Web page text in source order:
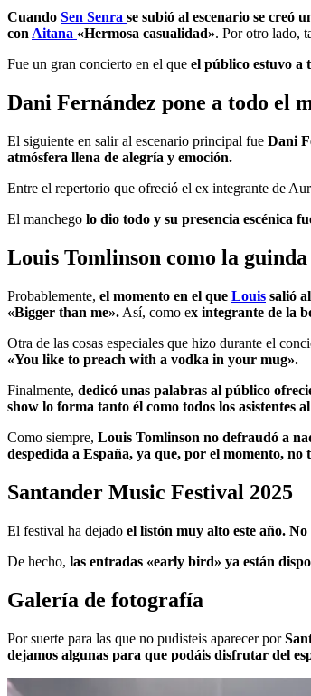
Cuando Sen Senra se subió al escenario se creó
conAitana «Hermosa casualidad». Por otro lado,
Fue un gran concierto en el que el público estuvo a
Dani Fernández pone a todo el
El siguiente en salir al escenario principal fue Dani
atmósfera llena de alegría y emoción.
Entre el repertorio que ofreció el ex integrante de
El manchego lo dio todo y su presencia escénica
Louis Tomlinson como la guinda
Probablemente, el momento en el que Louis salió
«Bigger than me». Así, como ex integrante de la
Otra de las cosas especiales que hizo durante el
«You like to preach with a vodka in your mug».
Finalmente, dedicó unas palabras al público
show lo forma tanto él como todos los asistentes
Como siempre, Louis Tomlinson no defraudó a
despedida a España, ya que, por el momento,
Santander Music Festival 2025
El festival ha dejado el listón muy alto este año.
De hecho, las entradas «early bird» ya están
Galería de fotografía
Por suerte para las que no pudisteis aparecer por
dejamos algunas para que podáis disfrutar del